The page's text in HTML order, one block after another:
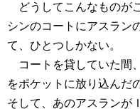
どうしてこんなものが
シンのコートにアスラン
て、ひとつしかない。
コートを貸していた間
をポケットに放り込んだ
そして、あのアスランが